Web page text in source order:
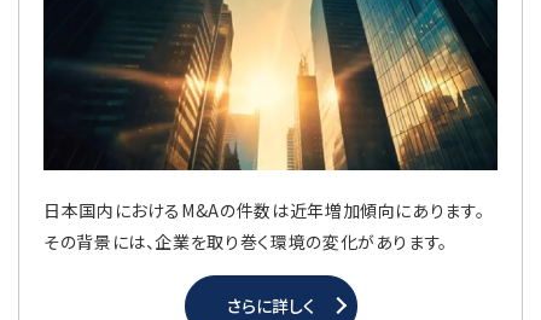
日本国内におけるM&Aの件数は近年増加傾向にあります。
その背景には、企業を取り巻く環境の変化があります。
さらに詳しく